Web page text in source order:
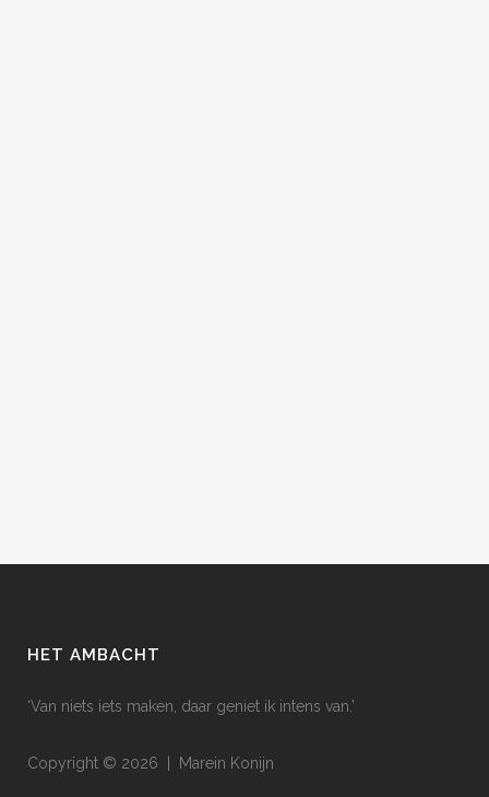
HET AMBACHT
‘Van niets iets maken, daar geniet ik intens van.’
Copyright © 2026 | Marein Konijn